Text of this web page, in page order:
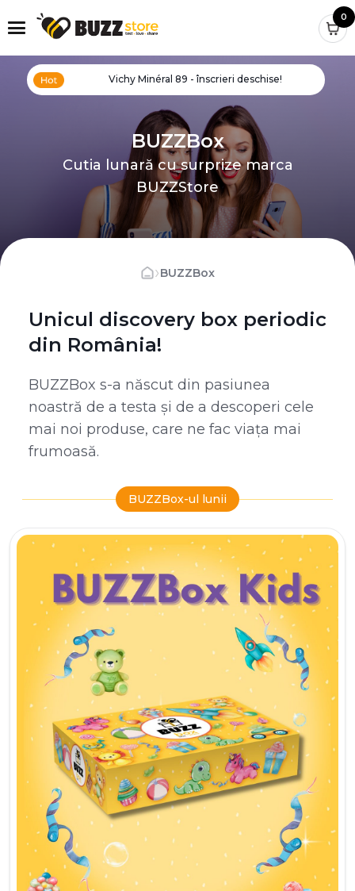
0
Vichy Minéral 89 - înscrieri deschise!
BUZZBox
Cutia lunară cu surprize marca
BUZZStore
›BUZZBox
Unicul discovery box periodic
din România!
BUZZBox s-a născut din pasiunea
noastră de a testa și de a descoperi cele
mai noi produse, care ne fac viața mai
frumoasă.
BUZZBox-ul lunii